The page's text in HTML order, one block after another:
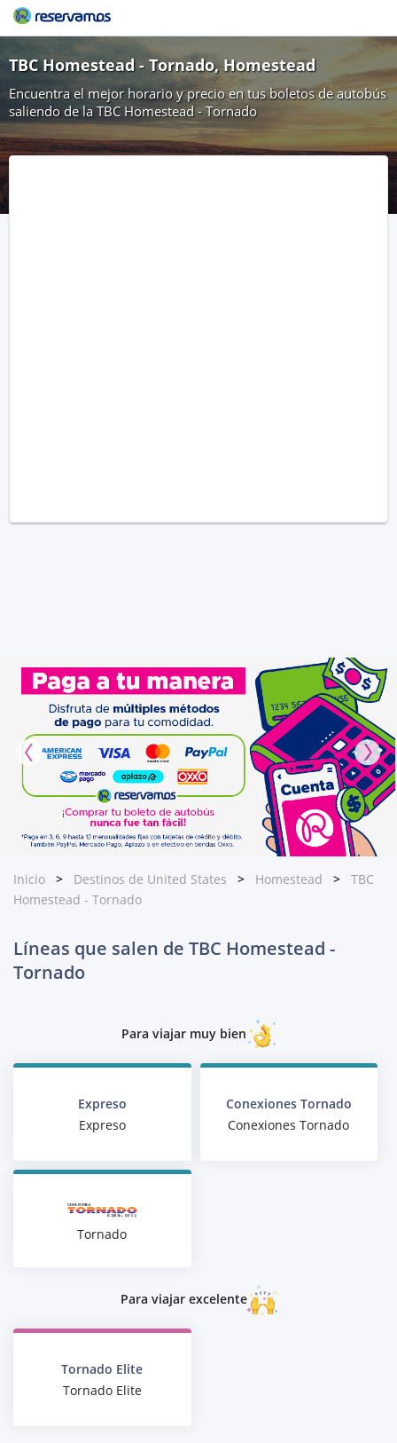
TBC Homestead - Tornado, Homestead
Encuentra el mejor horario y precio en tus boletos de autobús
saliendo de la TBC Homestead - Tornado
Inicio Destinos de United States Homestead
TBC
Homestead - Tornado
Líneas que salen de TBC Homestead -
Tornado
Para viajar muy bien
Expreso
Expreso
Conexiones Tornado
Conexiones Tornado
Tornado
Para viajar excelente
Tornado Elite
Tornado Elite